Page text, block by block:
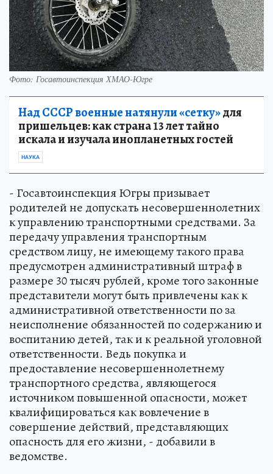
Фото: Госавтоинспекция ХМАО-Югре
Над СССР военные натянули «сетку»для
пришельцев: как страна 13 лет тайно
искала и изучала инопланетных гостей
НАУКА
- Госавтоинспекция Югры призывает
родителей не допускать несовершеннолетних
к управлению транспортными средствами. За
передачу управления транспортным
средством лицу, не имеющему такого права
предусмотрен административный штраф в
размере 30 тысяч рублей, кроме того законные
представители могут быть привлечены как к
административной ответственности по за
неисполнение обязанностей по содержанию и
воспитанию детей, так и к реальной уголовной
ответственности. Ведь покупка и
предоставление несовершеннолетнему
транспортного средства, являющегося
источником повышенной опасности, может
квалифицироваться как вовлечение в
совершение действий, представляющих
опасность для его жизни, - добавили в
ведомстве.